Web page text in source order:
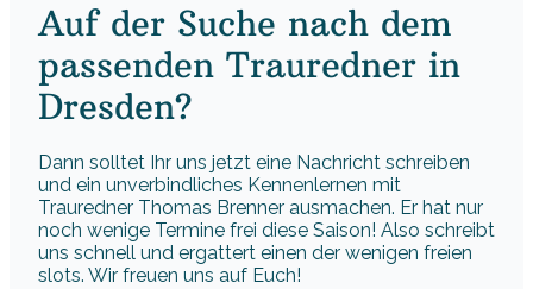
Auf der Suche nach dem
passenden Trauredner in
Dresden?
Dann solltet Ihr uns jetzt eine Nachricht schreiben
und ein unverbindliches Kennenlernen mit
Trauredner Thomas Brenner ausmachen. Er hat nur
noch wenige Termine frei diese Saison! Also schreibt
uns schnell und ergattert einen der wenigen freien
slots. Wir freuen uns auf Euch!